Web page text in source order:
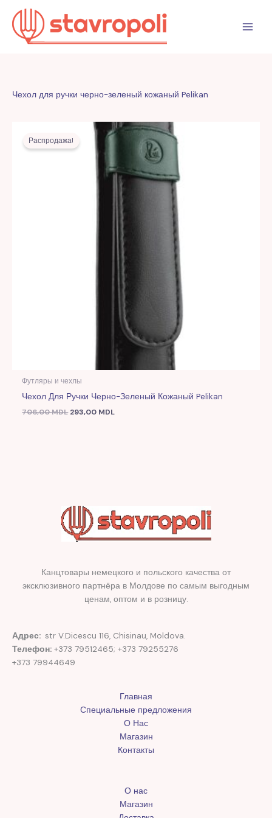
Перейти
содержимому
Чехол для ручки черно-зеленый кожаный Pelikan
Распродажа!
Футляры и чехлы
Чехол Для Ручки Черно-Зеленый Кожаный Pelikan
706,00MDL
Первоначальная
цена
составляла
706,00 MDL.
293,00 MDL
Текущая
цена:
293,00 MDL.
Канцтовары немецкого и польского качества от
эксклюзивного партнёра в Молдове по самым выгодным
ценам, оптом и в розницу.
Адрес: str V.Dicescu 116, Chisinau, Moldova.
Телефон: +373 79512465; +373 79255276
+373 79944649
Главная
Специальные предложения
О Нас
Магазин
Контакты
О нас
Магазин